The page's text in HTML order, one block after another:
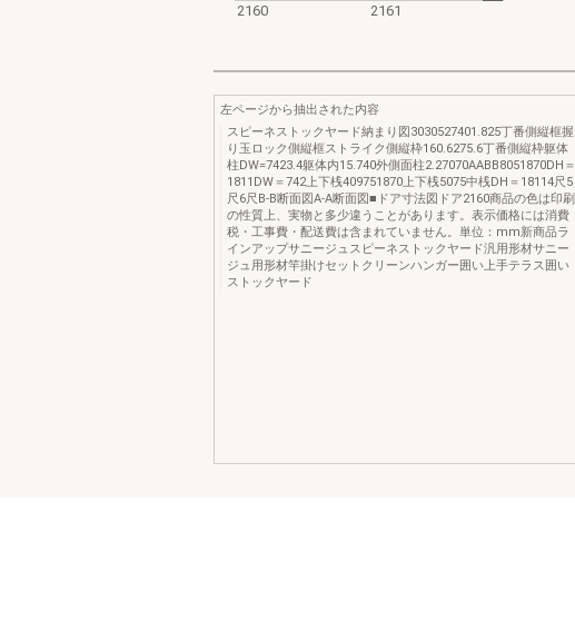
2160 2161
左ページから抽出された内容
スピーネストックヤード納まり図3030527401.825丁番側縦框握
り玉ロック側縦框ストライク側縦枠160.6275.6丁番側縦枠躯体
柱DW=7423.4躯体内15.740外側面柱2.27070AABB8051870DH＝
1811DW＝742上下桟409751870上下桟5075中桟DH＝18114尺5
尺6尺B-B断面図A-A断面図■ドア寸法図ドア2160商品の色は印刷
の性質上、実物と多少違うことがあります。表示価格には消費
税・工事費・配送費は含まれていません。単位：mm新商品ラ
インアップサニージュスピーネストックヤード汎用形材サニー
ジュ用形材竿掛けセットクリーンハンガー囲い上手テラス囲い
ストックヤード